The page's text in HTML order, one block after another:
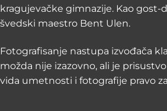
kragujevačke gimnazije. Kao
švedski maestro Bent Ulen.
Fotografisanje nastupa izvođača
možda nije izazovno, ali je
vida umetnosti i fotografije pravo